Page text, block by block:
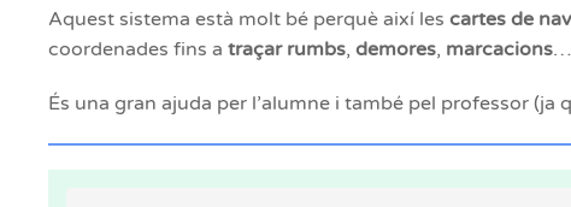
Aquest sistema està molt bé perquè així les cartes de
coordenades fins a traçar rumbs, demores, marcacions…
És una gran ajuda per l’alumne i també pel professor (ja